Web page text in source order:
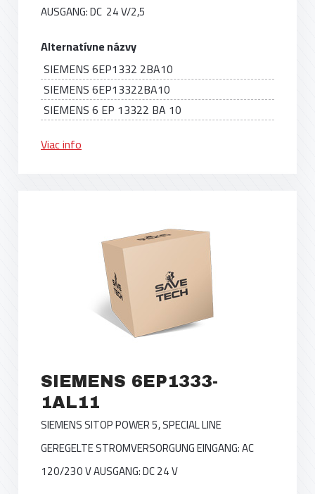
AUSGANG: DC 24 V/2,5
Alternatívne názvy
SIEMENS 6EP1332 2BA10
SIEMENS 6EP13322BA10
SIEMENS 6 EP 13322 BA 10
Viac info
SIEMENS 6EP1333-
1AL11
SIEMENS SITOP POWER 5, SPECIAL LINE
GEREGELTE STROMVERSORGUNG EINGANG: AC
120/230 V AUSGANG: DC 24 V